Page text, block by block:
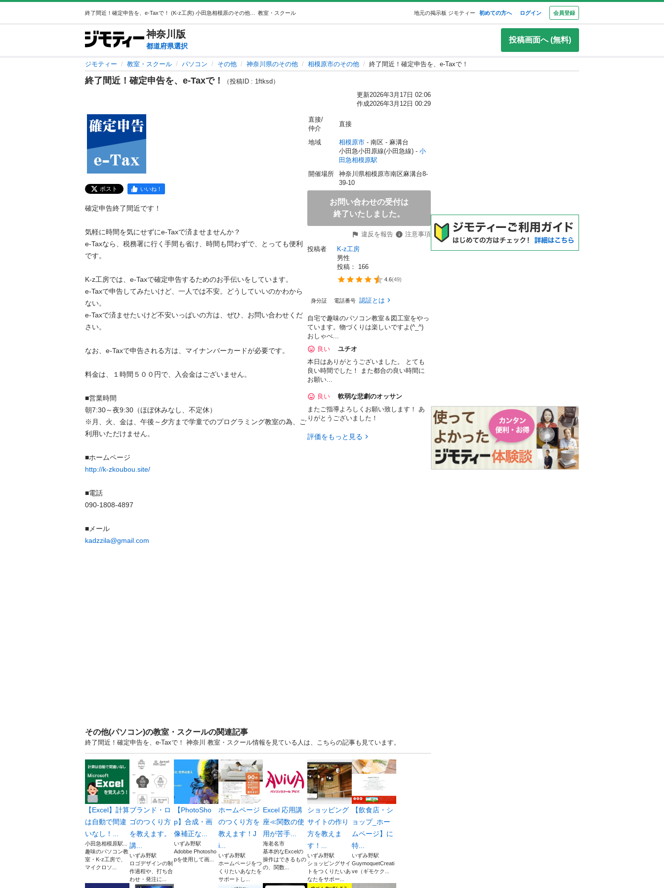
教室・スクール 地元の掲示板 ジモティー 初めての方へ ログイン 会員登録
神奈川 版
都道府県選択
投稿画面へ (無料)
ジモティー 教室・スクール パソコン その他 神奈川県のその他 相模原市のその他 終了間近！確定申告を、e-Taxで！
終了間近！確定申告を、e-Taxで！
（投稿ID : 1ftksd）
更新2026年3月17日 02:06
作成2026年3月12日 00:29
ポスト いいね！
確定申告終了間近です！
気軽に時間を気にせずにe-Taxで済ませませんか？
e-Taxなら、税務署に行く手間も省け、時間も問わずで、とっても便利
です。
K-z工房では、e-Taxで確定申告するためのお手伝いをしています。
e-Taxで申告してみたいけど、一人では不安。どうしていいのかわから
ない。
e-Taxで済ませたいけど不安いっぱいの方は、ぜひ、お問い合わせくだ
さい。
なお、e-Taxで申告される方は、マイナンバーカードが必要です。
料金は、１時間５００円で、入会金はございません。
■営業時間
朝7:30～夜9:30（ほぼ休みなし、不定休）
※月、火、金は、午後～夕方まで学童でのプログラミング教室の為、ご
利用いただけません。
http://k-zkoubou.site/
■電話
090-1808-4897
kadzzila@gmail.com
直接/
仲介
直接
地域 相模原市 - 南区 - 麻溝台
小田急小田原線(小田急線) - 小
田急相模原駅
開催場所
神奈川県相模原市南区麻溝台8-
39-10
お問い合わせの受付は
終了いたしました。
違反を報告
注意事項
投稿者
K-z工房
男性
投稿： 166
4.6(49)
身分証 電話番号 認証とは
自宅で趣味のパソコン教室＆図工室をやっ
ています。物づくりは楽しいですよ(^_^)
おしゃべ...
良い
ユチオ
本日はありがとうございました。 とても
良い時間でした！ また都合の良い時間に
お願い...
良い
軟弱な悲劇のオッサン
またご指導よろしくお願い致します！ あ
りがとうございました！
評価をもっと見る
その他(パソコン)の教室・スクールの関連記事
終了間近！確定申告を、e-Taxで！ 神奈川 教室・スクール情報を見ている人は、こちらの記事も見ています。
【Excel】計算
は自動で間違
いなし！...
小田急相模原駅...
趣味のパソコン教
室・K-z工房で、
マイクロソ...
ブランド・ロ
ゴのつくり方
を教えます。
講...
いずみ野駅
ロゴデザインの制
作過程や、打ち合
わせ・発注に...
【PhotoSho
p】合成・画
像補正な...
いずみ野駅
Adobbe Photosho
pを使用して画...
ホームページ
のつくり方を
教えます！J
i...
いずみ野駅
ホームページをつ
くりたいあなたを
サポートし...
Excel 応用講
座≪関数の使
用が苦手...
海老名市
基本的なExcelの
操作はできるもの
の、関数...
ショッピング
サイトの作り
方を教えま
す！...
いずみ野駅
ショッピングサイ
トをつくりたいあ
なたをサポー...
【飲食店・シ
ョップ_ホー
ムページ】に
特...
いずみ野駅
GuymoquetCreati
ve（ギモケク...